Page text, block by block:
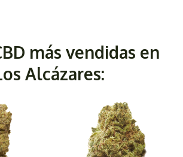
más vendidas en
Alcázares: